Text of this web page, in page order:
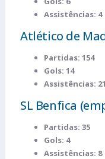
Assistências: 4
Atlético de
Partidas: 154
Gols: 14
Assistências: 21
SL Benfica
Partidas: 35
Gols: 4
Assistências: 8